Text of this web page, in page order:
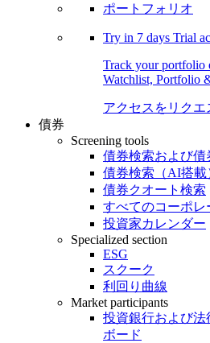
ポートフォリオ
Try in 7 days Trial
Track your portfolio
Watchlist, Portfolio
アクセスをリクエ
債券
Screening tools
債券検索および債
債券検索（AI搭載
債券クオート検索
すべてのコーポレ
投資家カレンダー
Specialized section
ESG
スクーク
利回り曲線
Market participants
投資銀行および
ボード